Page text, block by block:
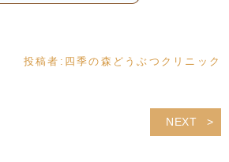
投稿者: 四季の森どうぶつクリニック
NEXT